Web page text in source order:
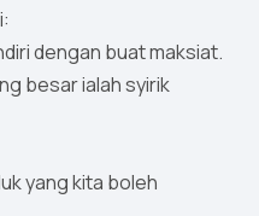
dengan buat maksiat.
besar ialah syirik
yang kita boleh